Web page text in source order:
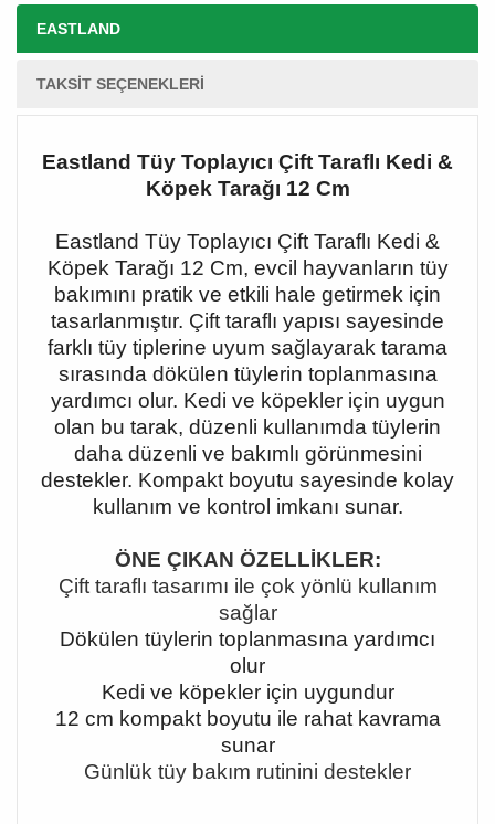
EASTLAND
TAKSIT SEÇENEKLERI
Eastland Tüy Toplayıcı Çift Taraflı Kedi &
Köpek Tarağı 12 Cm
Eastland Tüy Toplayıcı Çift Taraflı Kedi &
Köpek Tarağı 12 Cm, evcil hayvanların tüy
bakımını pratik ve etkili hale getirmek için
tasarlanmıştır. Çift taraflı yapısı sayesinde
farklı tüy tiplerine uyum sağlayarak tarama
sırasında dökülen tüylerin toplanmasına
yardımcı olur. Kedi ve köpekler için uygun
olan bu tarak, düzenli kullanımda tüylerin
daha düzenli ve bakımlı görünmesini
destekler. Kompakt boyutu sayesinde kolay
kullanım ve kontrol imkanı sunar.
ÖNE ÇIKAN ÖZELLİKLER:
Çift taraflı tasarımı ile çok yönlü kullanım
sağlar
Dökülen tüylerin toplanmasına yardımcı
olur
Kedi ve köpekler için uygundur
12 cm kompakt boyutu ile rahat kavrama
sunar
Günlük tüy bakım rutinini destekler